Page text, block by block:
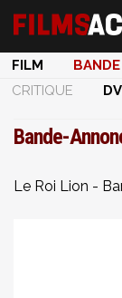
FILM
CRITIQUE
Bande-
Le Roi Lion -